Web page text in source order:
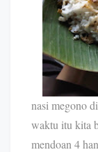
nasi megono
waktu itu kita
mendoan 4